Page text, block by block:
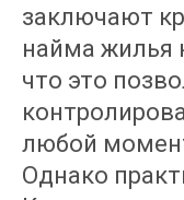
заключают
найма жилья
что это
любой
Однако